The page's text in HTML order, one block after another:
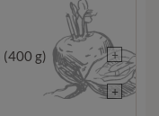
+
(400 g)
+